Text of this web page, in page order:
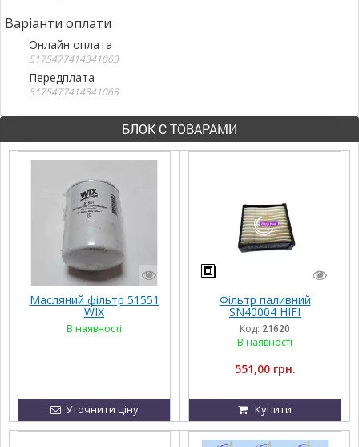
Варіанти оплати
Онлайн оплата
5175477414341063
Передплата
5175477414341063
БЛОК С ТОВАРАМИ
Масляний фільтр 51551
WIX
В наявності
Уточнити ціну
Фільтр паливний
SN40004 HIFI
Код: 21620
В наявності
551,00 грн.
Купити